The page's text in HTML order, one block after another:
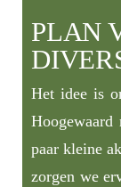
PLAN
Het idee is
Hoogewaard
paar kleine
zorgen we